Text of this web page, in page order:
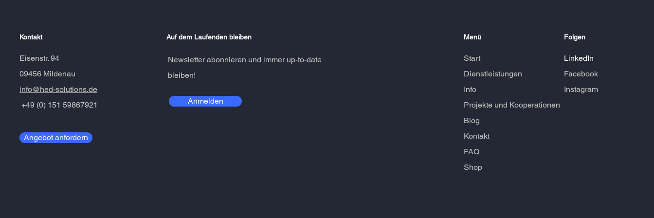
Kontakt
Eisenstr. 94
09456 Mildenau
info@hed-solutions.de
+49 (0) 151 59867921
Angebot anfordern
Auf dem Laufenden bleiben
Newsletter abonnieren und immer up-to-date
bleiben!
Anmelden
Menü
Start
Dienstleistungen
Info
Projekte und Kooperationen
Blog
Kontakt
FAQ
Shop
Folgen
LinkedIn
Facebook
Instagram